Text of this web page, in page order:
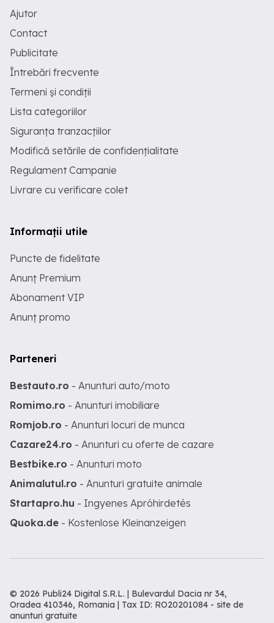
Ajutor
Contact
Publicitate
Întrebări frecvente
Termeni și condiții
Lista categoriilor
Siguranța tranzacțiilor
Modifică setările de confidențialitate
Regulament Campanie
Livrare cu verificare colet
Informații utile
Puncte de fidelitate
Anunț Premium
Abonament VIP
Anunț promo
Parteneri
Bestauto.ro - Anunturi auto/moto
Romimo.ro - Anunturi imobiliare
Romjob.ro - Anunturi locuri de munca
Cazare24.ro - Anunturi cu oferte de cazare
Bestbike.ro - Anunturi moto
Animalutul.ro - Anunturi gratuite animale
Startapro.hu - Ingyenes Apróhirdetés
Quoka.de - Kostenlose Kleinanzeigen
© 2026 Publi24 Digital S.R.L. | Bulevardul Dacia nr 34,
Oradea 410346, Romania | Tax ID: RO20201084 - site de
anunturi gratuite